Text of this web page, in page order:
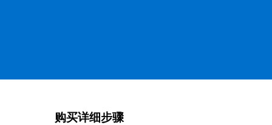
购买详细步骤